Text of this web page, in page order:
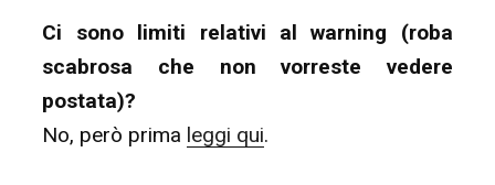
Ci sono limiti relativi al warning (roba
scabrosa che non vorreste vedere
postata)?
No, però prima leggi qui.